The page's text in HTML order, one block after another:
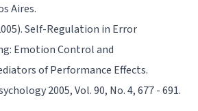
Aires.
Self-Regulation in Error
Emotion Control and
of Performance Effects.
2005, Vol. 90, No. 4, 677 - 691.